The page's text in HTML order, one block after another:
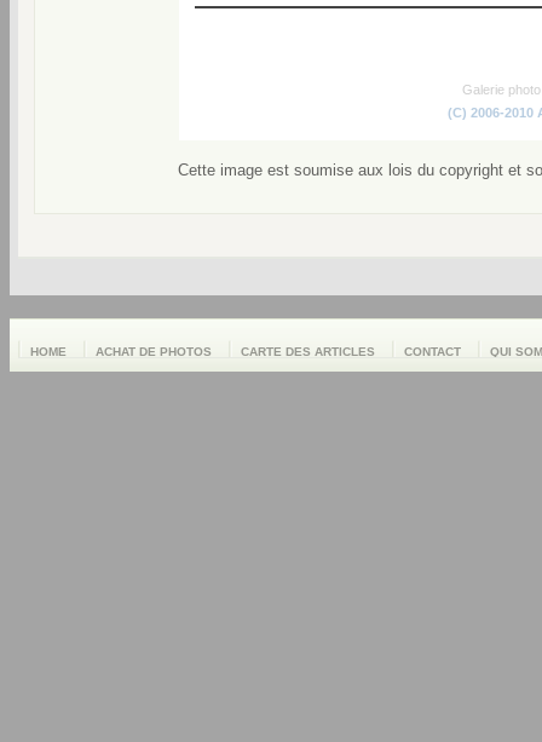
Galerie
(C) 2006-2010
Cette image est soumise aux lois du copyright et
HOME ACHAT DE PHOTOS CARTE DES ARTICLES CONTACT QUI